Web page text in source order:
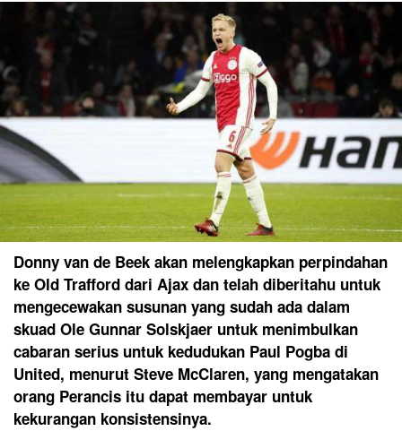
Donny van de Beek akan melengkapkan perpindahan
ke Old Trafford dari Ajax dan telah diberitahu untuk
mengecewakan susunan yang sudah ada dalam
skuad Ole Gunnar Solskjaer untuk menimbulkan
cabaran serius untuk kedudukan Paul Pogba di
United, menurut Steve McClaren, yang mengatakan
orang Perancis itu dapat membayar untuk
kekurangan konsistensinya.